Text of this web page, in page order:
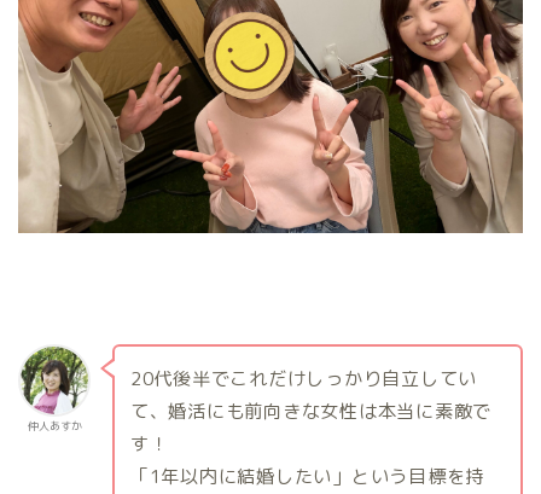
仲人あすか
20代後半でこれだけしっかり自立してい
て、婚活にも前向きな女性は本当に素敵で
す！
「1年以内に結婚したい」という目標を持